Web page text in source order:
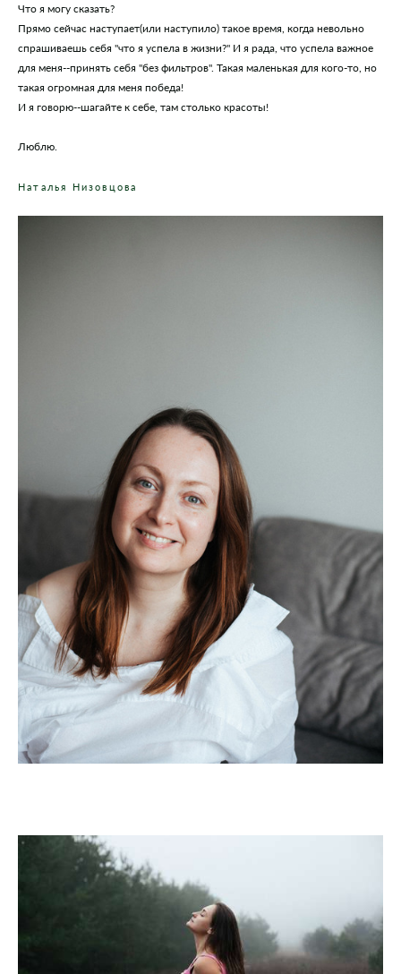
Что я могу сказать?
Прямо сейчас наступает(или наступило) такое время, когда невольно
спрашиваешь себя "что я успела в жизни?" И я рада, что успела важное
для меня--принять себя "без фильтров". Такая маленькая для кого-то, но
такая огромная для меня победа!
И я говорю--шагайте к себе, там столько красоты!
Люблю.
Наталья Низовцова